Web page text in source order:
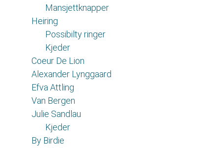
Mansjettknapper
Heiring
Possibilty ringer
Kjeder
Coeur De Lion
Alexander Lynggaard
Efva Attling
Van Bergen
Julie Sandlau
Kjeder
By Birdie